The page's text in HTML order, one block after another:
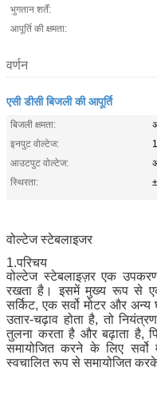
भुगतान शर्तें:
आपूर्ति की क्षमता:
वर्णन
एसी डीसी बिजली की आपूर्ति
बिजली क्षमता:
इनपुट वोल्टेज:
आउटपुट वोल्टेज:
स्थिरता:
वोल्टेज स्टेबलाइजर
1.परिचय
वोल्टेज स्टेबलाइज़र एक
रखता है।
इसमें मुख्य रूप से एक
सर्किट, एक सर्वो मोटर और
उतार-चढ़ाव होता है, तो
तुलना करता है और बढ़ाता है,
समायोजित करने के लिए
स्वचालित रूप से समायोजित